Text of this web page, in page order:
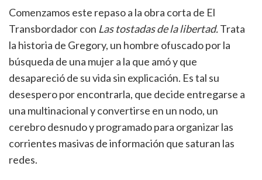
Comenzamos este repaso a la obra corta de El
Transbordador con Las tostadas de la libertad.Trata
la historia de Gregory, un hombre ofuscado por la
búsqueda de una mujer a la que amó y que
desapareció de su vida sin explicación. Es tal su
desespero por encontrarla, que decide entregarse a
una multinacional y convertirse en un nodo, un
cerebro desnudo y programado para organizar las
corrientes masivas de información que saturan las
redes.